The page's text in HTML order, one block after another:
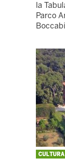
la
Parco